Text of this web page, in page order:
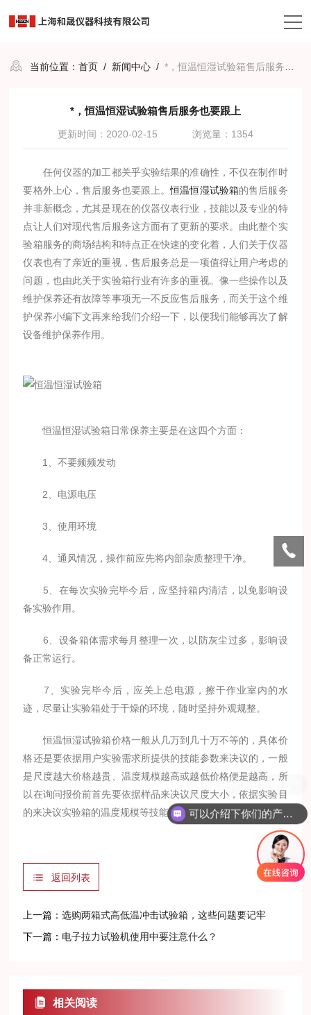
当前位置：首页 / 新闻中心 /*，恒温恒湿试验箱售后服务也要跟上
*，恒温恒湿试验箱售后服务也要跟上
更新时间：2020-02-15 浏览量：1354
任何仪器的加工都关乎实验结果的准确性，不仅在制作时
要格外上心，售后服务也要跟上。恒温恒湿试验箱的售后服务
并非新概念，尤其是现在的仪器仪表行业，技能以及专业的特
点让人们对现代售后服务这方面有了更新的要求。由此整个实
验箱服务的商场结构和特点正在快速的变化着，人们关于仪器
仪表也有了亲近的重视，售后服务总是一项值得让用户考虑的
问题，也由此关于实验箱行业有许多的重视。像一些操作以及
维护保养还有故障等事项无一不反应售后服务，而关于这个维
护保养小编下文再来给我们介绍一下，以便我们能够再次了解
设备维护保养作用。
恒温恒湿试验箱日常保养主要是在这四个方面：
1、不要频频发动
2、电源电压
3、使用环境
4、通风情况，操作前应先将内部杂质整理干净。
5、在每次实验完毕今后，应坚持箱内清洁，以免影响设
备实验作用。
6、设备箱体需求每月整理一次，以防灰尘过多，影响设
备正常运行。
7、实验完毕今后，应关上总电源，擦干作业室内的水
迹，尽量让实验箱处于干燥的环境，随时坚持外观规整。
恒温恒湿试验箱价格一般从几万到几十万不等的，具体价
格还是要依据用户实验需求所提供的技能参数来决议的，一般
是尺度越大价格越贵、温度规模越高或越低价格便是越高，所
以在询问报价前首先要依据样品来决议尺度大小，依据实验目
的来决议实验箱的温度规模等技能要求。
返回列表
上一篇：选购两箱式高低温冲击试验箱，这些问题要记牢
下一篇： 电子拉力试验机使用中要注意什么？
相关阅读
可以介绍下你们的产品么？
现在有优惠活动么？